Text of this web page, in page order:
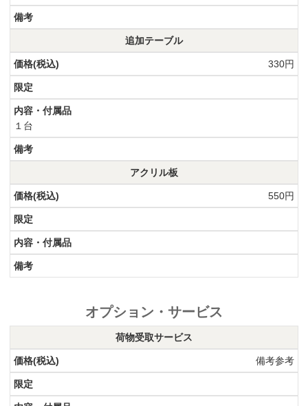
追加テーブル
330円
１台
アクリル板
550円
オプション・サービス
荷物受取サービス
備考参考